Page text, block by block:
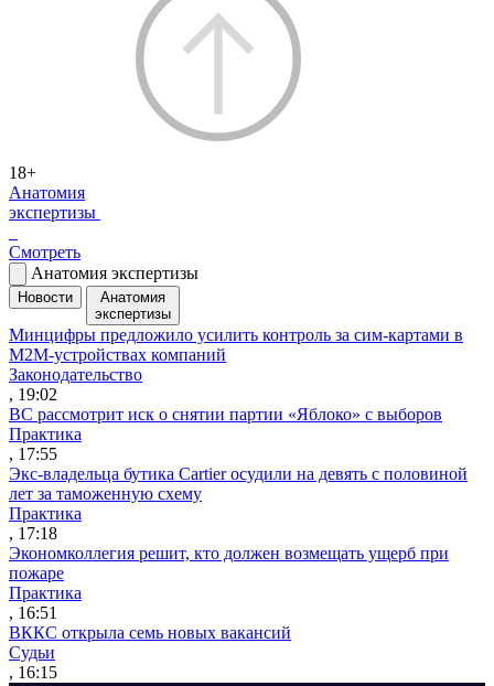
18+
Анатомия
экспертизы
Смотреть
Анатомия экспертизы
Новости
Анатомия
экспертизы
Минцифры предложило усилить контроль за сим-картами в
M2M-устройствах компаний
Законодательство
, 19:02
ВС рассмотрит иск о снятии партии «Яблоко» с выборов
Практика
, 17:55
Экс-владельца бутика Cartier осудили на девять с половиной
лет за таможенную схему
Практика
, 17:18
Экономколлегия решит, кто должен возмещать ущерб при
пожаре
Практика
, 16:51
ВККС открыла семь новых вакансий
Судьи
, 16:15